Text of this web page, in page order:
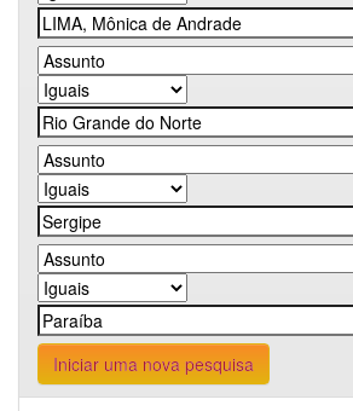
Iniciar uma nova pesquisa